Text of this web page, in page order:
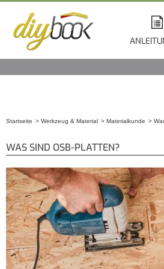
Startseite Werkzeug & Material Materialkunde
WAS SIND OSB-PLATTEN?